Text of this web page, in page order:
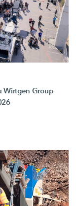
Wirtgen Group